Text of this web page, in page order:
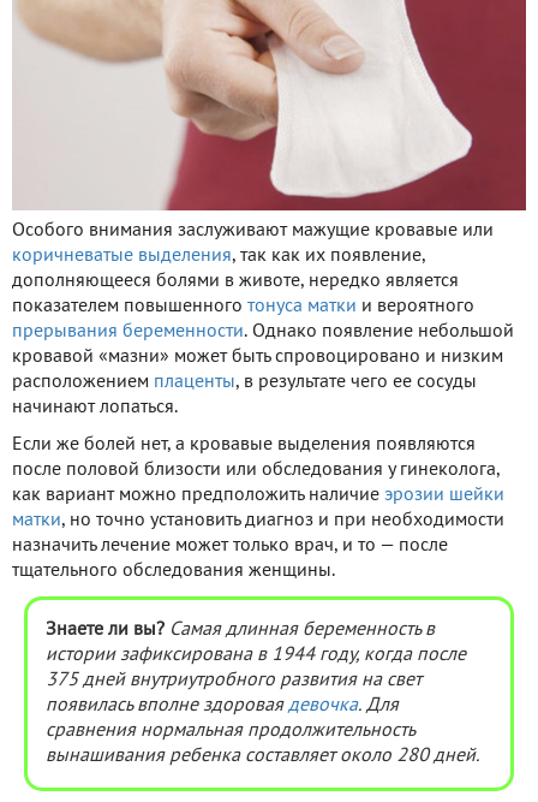
Особого внимания заслуживают мажущие кровавые или
коричневатые выделения, так как их появление,
дополняющееся болями в животе, нередко является
показателем повышенного тонуса матки и вероятного
прерывания беременности. Однако появление небольшой
кровавой «мазни» может быть спровоцировано и низким
расположением плаценты, в результате чего ее сосуды
начинают лопаться.
Если же болей нет, а кровавые выделения появляются
после половой близости или обследования у гинеколога,
как вариант можно предположить наличие эрозии шейки
матки, но точно установить диагноз и при необходимости
назначить лечение может только врач, и то — после
тщательного обследования женщины.
Знаете ли вы? Самая длинная беременность в
истории зафиксирована в 1944 году, когда после
375 дней внутриутробного развития на свет
появилась вполне здоровая девочка. Для
сравнения нормальная продолжительность
вынашивания ребенка составляет около 280 дней.